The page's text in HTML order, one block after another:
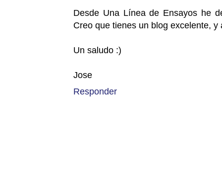
Desde Una Línea de Ensayos he
Creo que tienes un blog excelente,
Un saludo :)
Jose
Responder